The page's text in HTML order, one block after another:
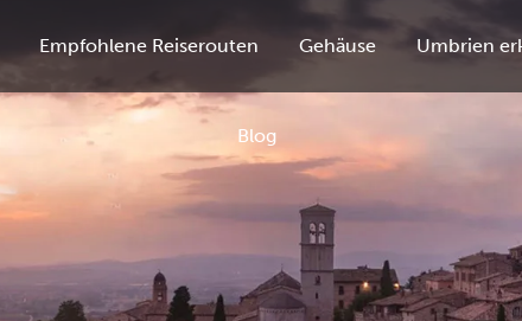
Empfohlene Reiserouten Gehäuse Umbrien
Blog